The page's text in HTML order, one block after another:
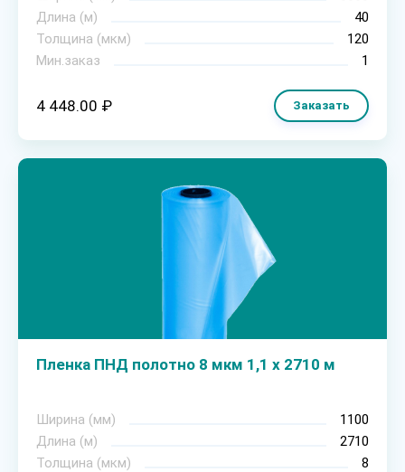
Длина (м)
40
Толщина (мкм)
120
Мин.заказ
1
4 448.00 ₽ Заказать
Пленка ПНД полотно 8 мкм 1,1 х 2710 м
Ширина (мм)
1100
Длина (м)
2710
Толщина (мкм)
8